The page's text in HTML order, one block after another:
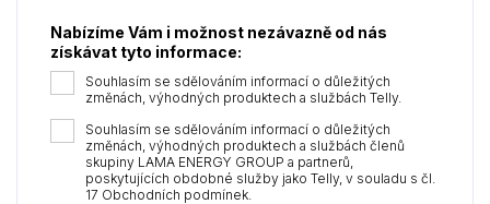
Nabízíme Vám i možnost nezávazně od nás
získávat tyto informace:
Souhlasím se sdělováním informací o důležitých
změnách, výhodných produktech a službách Telly.
Souhlasím se sdělováním informací o důležitých
změnách, výhodných produktech a službách členů
skupiny LAMA ENERGY GROUP a partnerů,
poskytujících obdobné služby jako Telly, v souladu s čl.
17 Obchodních podmínek.